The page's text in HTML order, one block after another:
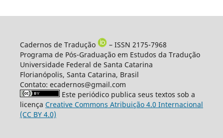
Cadernos de Tradução
– ISSN 2175-7968
Programa de Pós-Graduação em Estudos da Tradução
Universidade Federal de Santa Catarina
Florianópolis, Santa Catarina, Brasil
Contato: ecadernos@gmail.com
Este periódico publica seus textos sob a
licença Creative Commons Atribuição 4.0 Internacional
(CC BY 4.0)